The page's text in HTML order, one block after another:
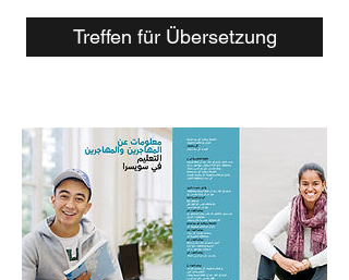
Treffen für Übersetzung